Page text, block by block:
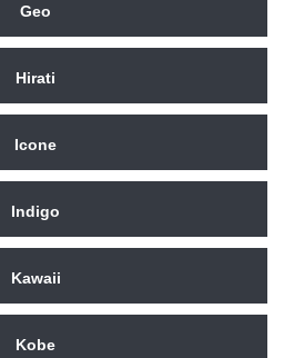
Geo
Hirati
Icone
Indigo
Kawaii
Kobe